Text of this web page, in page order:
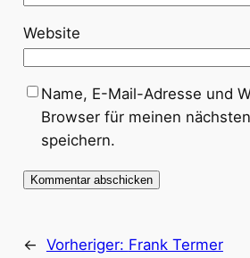
Website
Name, E-Mail-Adresse und
Browser für meinen
speichern.
← Vorheriger: Frank Termer